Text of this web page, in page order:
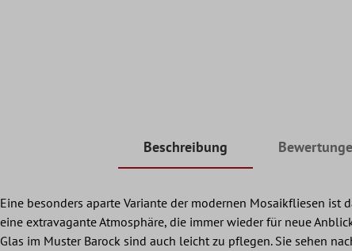
Beschreibung
Eine besonders aparte Variante der modernen Mosaikfliesen
eine extravagante Atmosphäre, die immer wieder für neue
Glas im Muster Barock sind auch leicht zu pflegen. Sie sehen